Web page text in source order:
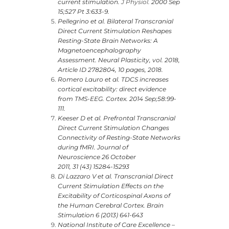
current stimulation.J Physiol. 2000 Sep
15;527 Pt 3:633-9.
Pellegrino et al. Bilateral Transcranial
Direct Current Stimulation Reshapes
Resting-State Brain Networks: A
Magnetoencephalography
Assessment. Neural Plasticity, vol. 2018,
Article ID 2782804, 10 pages, 2018.
Romero Lauro et al. TDCS increases
cortical excitability: direct evidence
from TMS-EEG. Cortex. 2014 Sep;58:99-
111.
Keeser D et al. Prefrontal Transcranial
Direct Current Stimulation Changes
Connectivity of Resting-State Networks
during fMRI. Journal of
Neuroscience 26 October
2011, 31 (43) 15284-15293
Di Lazzaro V et al. Transcranial Direct
Current Stimulation Effects on the
Excitability of Corticospinal Axons of
the Human Cerebral Cortex. Brain
Stimulation 6 (2013) 641-643
National Institute of Care Excellence –